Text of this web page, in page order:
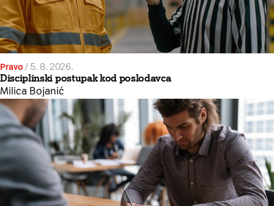
Pravo / 5. 8. 2026.
Disciplinski postupak kod poslodavca
Milica Bojanić